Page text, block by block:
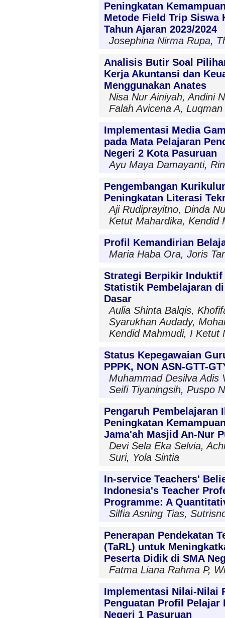
Peningkatan
Metode Field Trip Siswa
Tahun Ajaran 2023/2024
Josephina Nirma Rupa,
Analisis Butir Soal
Kerja Akuntansi dan
Menggunakan Anates
Nisa Nur Ainiyah, Andini
Falah Avicena A,
Implementasi Media
pada Mata Pelajaran
Negeri 2 Kota Pasuruan
Ayu Maya Damayanti,
Pengembangan
Peningkatan Literasi
Aji Rudiprayitno, Dinda
Ketut Mahardika, Kendid
Profil Kemandirian
Maria Haba Ora, Joris
Strategi Berpikir
Statistik Pembelajaran
Dasar
Aulia Shinta Balqis,
Syarukhan Audady,
Kendid Mahmudi, I Ketut
Status Kepegawaian
PPPK, NON ASN-GTT-
Muhammad Desilva Adis
Seifi Tiyaningsih, Puspo
Pengaruh Pembelajaran
Peningkatan
Jama'ah Masjid An-Nur
Devi Sela Eka Selvia,
Suri, Yola Sintia
In-service Teachers'
Indonesia's Teacher
Programme: A
Silfia Asning Tias,
Penerapan Pendekatan
(TaRL) untuk
Peserta Didik di SMA
Fatma Liana Rahma P,
Implementasi Nilai-Nilai
Penguatan Profil Pelajar
Negeri 1 Pasuruan